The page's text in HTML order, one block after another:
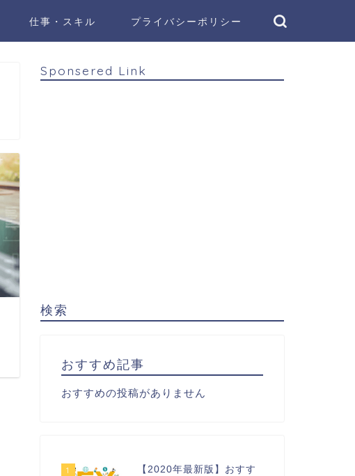
仕事・スキル プライバシーポリシー
Sponsered Link
検索
おすすめ記事
おすすめの投稿がありません
1
【2020年最新版】おすす